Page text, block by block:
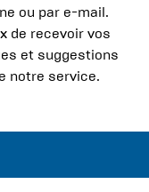
ou par e-mail.
de recevoir vos
et suggestions
notre service.